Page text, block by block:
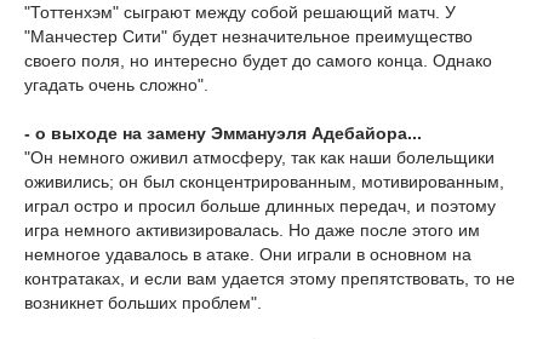
"Тоттенхэм" сыграют между собой решающий матч. У
"Манчестер Сити" будет незначительное преимущество
своего поля, но интересно будет до самого конца. Однако
угадать очень сложно".
- о выходе на замену Эммануэля Адебайора...
"Он немного оживил атмосферу, так как наши болельщики
оживились; он был сконцентрированным, мотивированным,
играл остро и просил больше длинных передач, и поэтому
игра немного активизировалась. Но даже после этого им
немногое удавалось в атаке. Они играли в основном на
контратаках, и если вам удается этому препятствовать, то не
возникнет больших проблем".